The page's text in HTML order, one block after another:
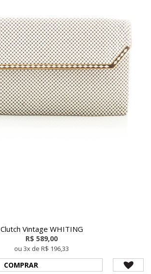
Clutch Vintage WHITING
R$ 589,00
ou 3x de R$ 196,33
COMPRAR